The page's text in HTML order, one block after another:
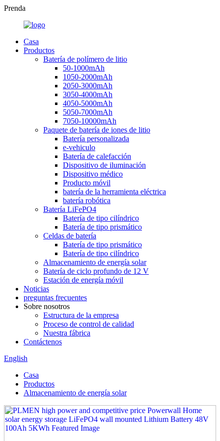
Prenda
Casa
Productos
Batería de polímero de litio
50-1000mAh
1050-2000mAh
2050-3000mAh
3050-4000mAh
4050-5000mAh
5050-7000mAh
7050-10000mAh
Paquete de batería de iones de litio
Batería personalizada
e-vehiculo
Batería de calefacción
Dispositivo de iluminación
Dispositivo médico
Producto móvil
batería de la herramienta eléctrica
batería robótica
Batería LiFePO4
Batería de tipo cilíndrico
Batería de tipo prismático
Celdas de batería
Batería de tipo prismático
Batería de tipo cilíndrico
Almacenamiento de energía solar
Batería de ciclo profundo de 12 V
Estación de energía móvil
Noticias
preguntas frecuentes
Sobre nosotros
Estructura de la empresa
Proceso de control de calidad
Nuestra fábrica
Contáctenos
English
Casa
Productos
Almacenamiento de energía solar